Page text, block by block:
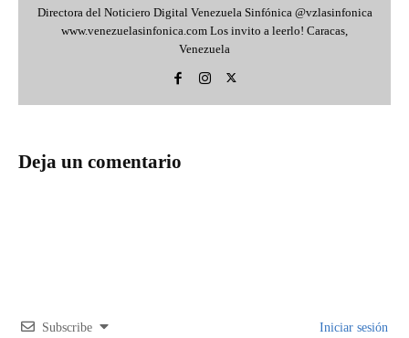
Directora del Noticiero Digital Venezuela Sinfónica @vzlasinfonica
www.venezuelasinfonica.com Los invito a leerlo! Caracas,
Venezuela
Deja un comentario
Subscribe Iniciar sesión